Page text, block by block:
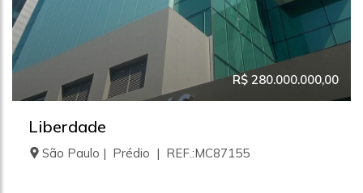
R$ 280.000.000,00
Liberdade
São Paulo | Prédio | REF.:MC87155